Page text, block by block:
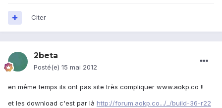
Citer
2beta
Posté(e) 15 mai 2012
en même temps ils ont pas site très compliquer www.aokp.co !!
et les download c'est par là http://forum.aokp.co.../_/build-36-r22